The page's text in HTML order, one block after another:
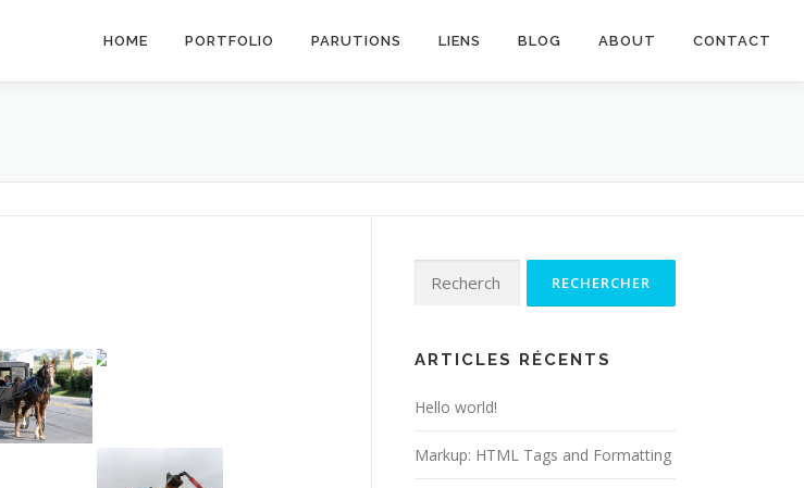
HOME PORTFOLIO PARUTIONS LIENS BLOG ABOUT CONTACT
ARTICLES RÉCENTS
Hello world!
Markup: HTML Tags and Formatting